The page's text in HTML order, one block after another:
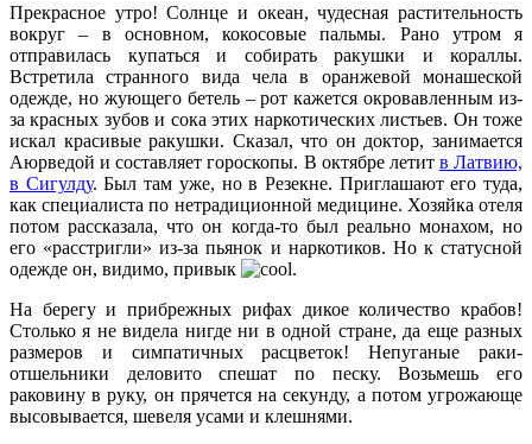
Прекрасное утро! Солнце и океан, чудесная растительность
вокруг – в основном, кокосовые пальмы. Рано утром я
отправилась купаться и собирать ракушки и кораллы.
Встретила странного вида чела в оранжевой монашеской
одежде, но жующего бетель – рот кажется окровавленным из-
за красных зубов и сока этих наркотических листьев. Он тоже
искал красивые ракушки. Сказал, что он доктор, занимается
Аюрведой и составляет гороскопы. В октябре летит в Латвию,
в Сигулду. Был там уже, но в Резекне. Приглашают его туда,
как специалиста по нетрадиционной медицине. Хозяйка отеля
потом рассказала, что он когда-то был реально монахом, но
его «расстригли» из-за пьянок и наркотиков. Но к статусной
одежде он, видимо, привык
.
На берегу и прибрежных рифах дикое количество крабов!
Столько я не видела нигде ни в одной стране, да еще разных
размеров и симпатичных расцветок! Непуганые раки-
отшельники деловито спешат по песку. Возьмешь его
раковину в руку, он прячется на секунду, а потом угрожающе
высовывается, шевеля усами и клешнями.